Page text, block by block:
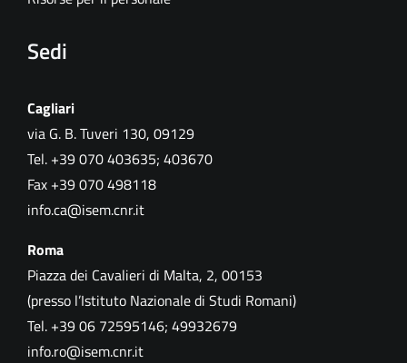
Sedi
Cagliari
via G. B. Tuveri 130, 09129
Tel. +39 070 403635; 403670
Fax +39 070 498118
info.ca@isem.cnr.it
Roma
Piazza dei Cavalieri di Malta, 2, 00153
(presso l’Istituto Nazionale di Studi Romani)
Tel. +39 06 72595146; 49932679
info.ro@isem.cnr.it